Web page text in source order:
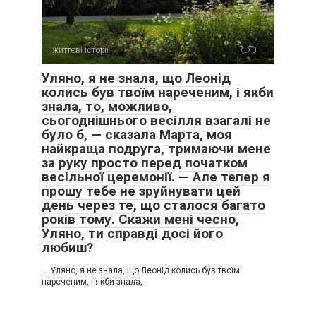
життєві історії 0
Уляно, я не знала, що Леонід
колись був твоїм нареченим, і якби
знала, то, можливо,
сьогоднішнього весілля взагалі не
було б, — сказала Марта, моя
найкраща подруга, тримаючи мене
за руку просто перед початком
весільної церемонії. — Але тепер я
прошу тебе не зруйнувати цей
день через те, що сталося багато
років тому. Скажи мені чесно,
Уляно, ти справді досі його
любиш?
— Уляно, я не знала, що Леонід колись був твоїм
нареченим, і якби знала,